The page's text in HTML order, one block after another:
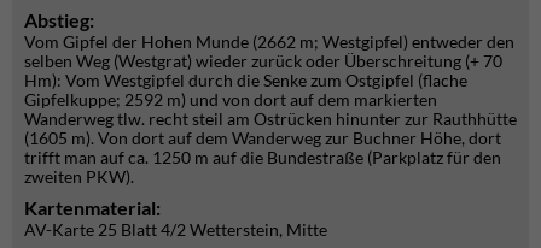
Abstieg:
Vom Gipfel der Hohen Munde (2662 m; Westgipfel) entweder den
selben Weg (Westgrat) wieder zurück oder Überschreitung (+ 70
Hm): Vom Westgipfel durch die Senke zum Ostgipfel (flache
Gipfelkuppe; 2592 m) und von dort auf dem markierten
Wanderweg tlw. recht steil am Ostrücken hinunter zur Rauthhütte
(1605 m). Von dort auf dem Wanderweg zur Buchner Höhe, dort
trifft man auf ca. 1250 m auf die Bundestraße (Parkplatz für den
zweiten PKW).
Kartenmaterial:
AV-Karte 25 Blatt 4/2 Wetterstein, Mitte